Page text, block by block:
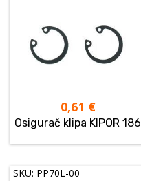
0,61 €
Osigurač klipa KIPOR 186
SKU: PP70L-00